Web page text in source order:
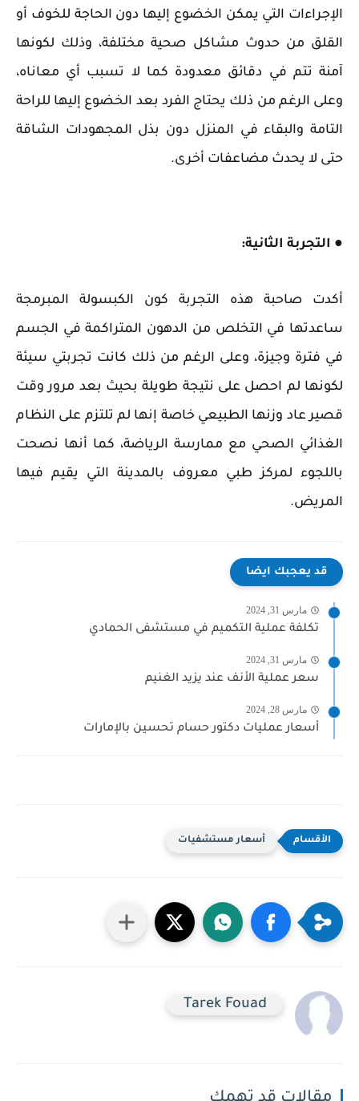
الإجراءات التي يمكن الخضوع إليها دون الحاجة للخوف أو
القلق من حدوث مشاكل صحية مختلفة، وذلك لكونها
آمنة تتم في دقائق معدودة كما لا تسبب أي معاناه،
وعلى الرغم من ذلك يحتاج الفرد بعد الخضوع إليها للراحة
التامة والبقاء في المنزل دون بذل المجهودات الشاقة
حتى لا يحدث مضاعفات أخرى.
● التجربة الثانية:
أكدت صاحبة هذه التجربة كون الكبسولة المبرمجة
ساعدتها في التخلص من الدهون المتراكمة في الجسم
في فترة وجيزة، وعلى الرغم من ذلك كانت تجربتي سيئة
لكونها لم احصل على نتيجة طويلة بحيث بعد مرور وقت
قصير عاد وزنها الطبيعي خاصة إنها لم تلتزم على النظام
الغذائي الصحي مع ممارسة الرياضة، كما أنها نصحت
باللجوء لمركز طبي معروف بالمدينة التي يقيم فيها
المريض.
قد يعجبك ايضا
مارس 31, 2024
تكلفة عملية التكميم في مستشفى الحمادي
مارس 31, 2024
سعر عملية الأنف عند يزيد الغنيم
مارس 28, 2024
أسعار عمليات دكتور حسام تحسين بالإمارات
أسعار مستشفيات
Tarek Fouad